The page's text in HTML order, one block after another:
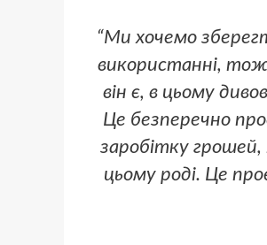
“Ми хочемо
використанні,
він є, в цьому
Це безперечно
заробітку
цьому роді. Це